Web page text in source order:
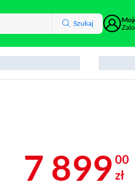
Szukaj
7 899 00
zł